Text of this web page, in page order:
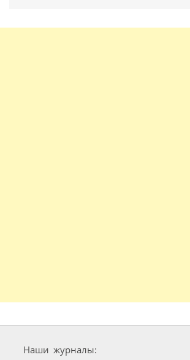
Наши журналы: